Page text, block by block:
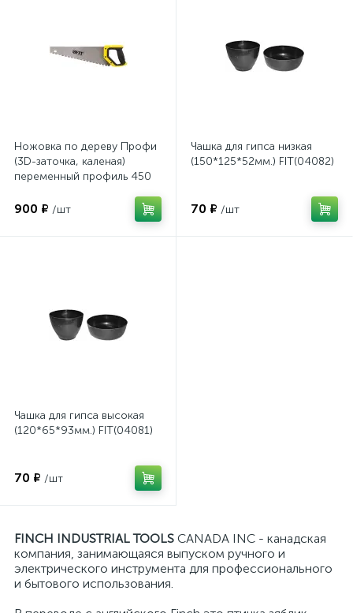
Ножовка по дереву Профи
(3D-заточка, каленая)
переменный профиль 450
900 ₽ /шт
Чашка для гипса низкая
(150*125*52мм.) FIT(04082)
70 ₽ /шт
Чашка для гипса высокая
(120*65*93мм.) FIT(04081)
70 ₽ /шт
FINCH INDUSTRIAL TOOLS CANADA INC - канадская
компания, занимающаяся выпуском ручного и
электрического инструмента для профессионального
и бытового использования.